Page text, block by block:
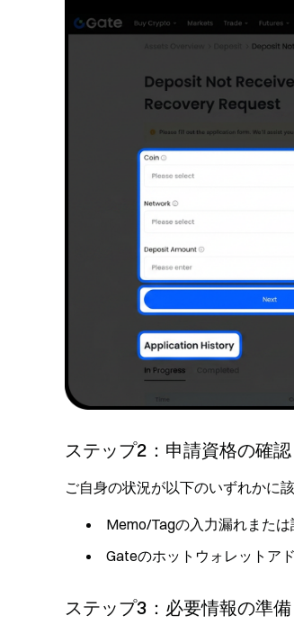
ステップ2：申請資格の確認
ご自身の状況が以下のいずれかに
Memo/Tagの入力漏れまた
Gateのホットウォレットア
ステップ3：必要情報の準備